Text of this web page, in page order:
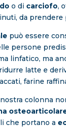
o di carciofo,
da prendere
può essere
persone
linfatico, ma
latte e
farine
colonna
che portano a